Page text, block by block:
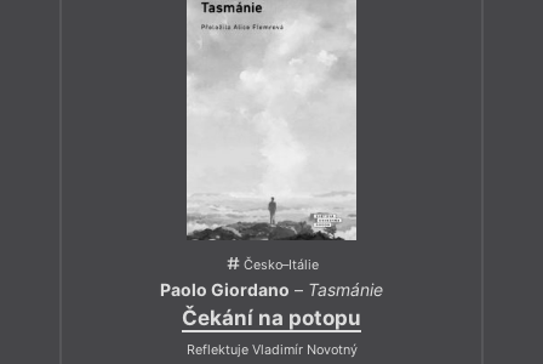
Česko–Itálie
Paolo Giordano – Tasmánie
Čekání na potopu
Reflektuje Vladimír Novotný